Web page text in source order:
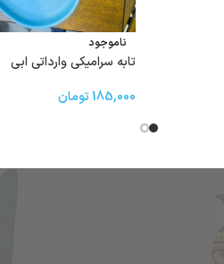
ناموجود
تابه سرامیکی وارداتی ابی
185,000تومان